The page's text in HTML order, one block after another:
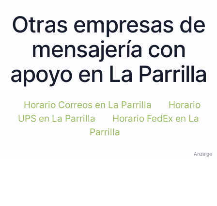
Otras empresas de
mensajería con
apoyo en La Parrilla
Horario Correos en La Parrilla
Horario
UPS en La Parrilla
Horario FedEx en La
Parrilla
Anzeige